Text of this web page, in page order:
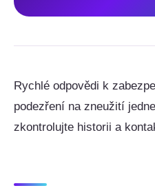
Rychlé odpovědi k
podezření na zneužití
zkontrolujte historii a